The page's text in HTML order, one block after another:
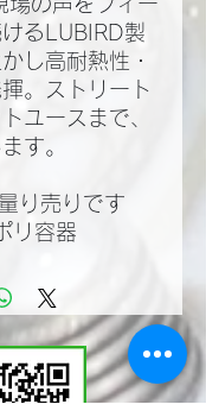
けるLUBIRD製
し高耐熱性・
。ストリート
ユースまで、
す。
り売りです
リ容器